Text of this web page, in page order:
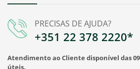
PRECISAS DE AJUDA?
+351 22 378 2220*
Atendimento ao Cliente disponível das
úteis.